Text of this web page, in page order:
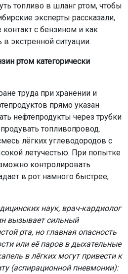
топливо в шланг ртом, чтобы
эксперты рассказали,
контакт с бензином и как
экстренной ситуации.
ртом категорически
труда при хранении и
прямо указан
нефтепродукты через трубки
топливопровод.
лёгких углеводородов с
летучестью. При попытке
контролировать
в рот намного быстрее,
наук, врач-кардиолог
вызывает сильный
рта, но главная опасность
или её паров в дыхательные
в лёгких могут привести к
(аспирационной пневмонии):